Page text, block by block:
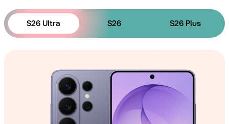
S26 Ultra S26 S26 Plus